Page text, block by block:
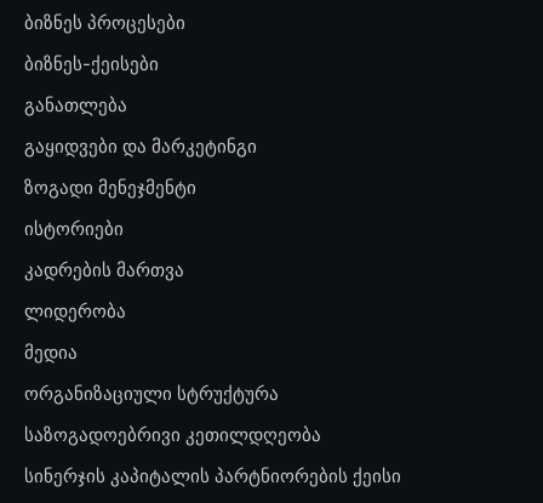
ბიზნეს პროცესები
ბიზნეს-ქეისები
განათლება
გაყიდვები და მარკეტინგი
ზოგადი მენეჯმენტი
ისტორიები
კადრების მართვა
ლიდერობა
მედია
ორგანიზაციული სტრუქტურა
საზოგადოებრივი კეთილდღეობა
სინერჯის კაპიტალის პარტნიორების ქეისი